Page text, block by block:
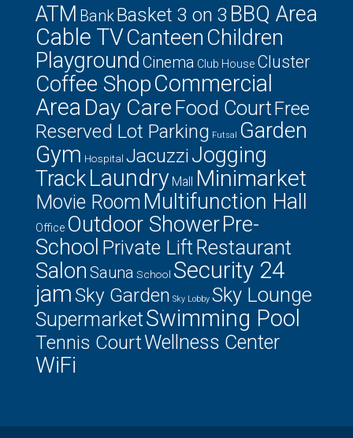
ATM Bank Basket 3 on 3 BBQ Area
Cable TVCanteen Children
Playground Cinema Club House Cluster
Coffee ShopCommercial
Area Day Care Food CourtFree
Reserved Lot Parking Futsal Garden
Gym Hospital JacuzziJogging
TrackLaundry Mall Minimarket
Movie Room Multifunction Hall
Office Outdoor ShowerPre-
School Private Lift Restaurant
Salon Sauna School Security 24
jamSky Garden Sky Lobby Sky Lounge
SupermarketSwimming Pool
Tennis CourtWellness Center
WiFi